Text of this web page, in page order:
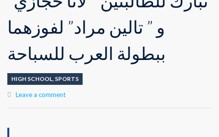
و ” تالين مراد” لفوزهما
ببطولة العرب للسباحة
HIGH SCHOOL, SPORTS
Leave a comment